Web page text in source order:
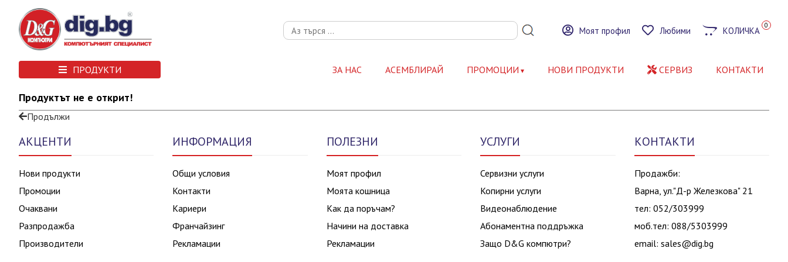
Моят профил Любими КОЛИЧКА 0
ПРОДУКТИ ЗА НАС АСЕМБЛИРАЙ ПРОМОЦИИ НОВИ ПРОДУКТИ СЕРВИЗ КОНТАКТИ
Продуктът не е открит!
Продължи
АКЦЕНТИ
Нови продукти
Промоции
Очаквани
Разпродажба
Производители
ИНФОРМАЦИЯ
Общи условия
Контакти
Кариери
Франчайзинг
Рекламации
ПОЛЕЗНИ
Моят профил
Моята кошница
Как да поръчам?
Начини на доставка
Рекламации
УСЛУГИ
Сервизни услуги
Копирни услуги
Видеонаблюдение
Абонаментна поддръжка
Защо D&G компютри?
КОНТАКТИ
Продажби:
Варна, ул."Д-р Железкова" 21
тел: 052/303999
моб.тел: 088/5303999
email: sales@dig.bg